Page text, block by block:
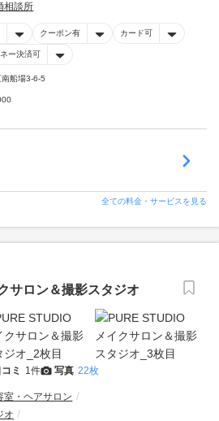
相談所
クーポン有 カード可
ー決済可
船場3-6-5
全ての料金・サービスを見る
ロン＆撮影スタジオ
ミ 1件 写真 22枚
室・ヘアサロン
オ